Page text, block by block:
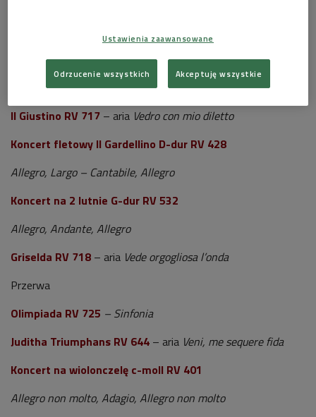
Program:
Il GiustinoRV 717–Sinfonia
Il Giustino RV 717 – aria Vedro con mio diletto
Koncert fletowy Il Gardellino D-dur RV 428
Allegro, Largo – Cantabile, Allegro
Koncert na 2 lutnie G-dur RV 532
Allegro, Andante, Allegro
Griselda RV 718 – aria Vede orgogliosa l’onda
Przerwa
Olimpiada RV 725 – Sinfonia
Juditha Triumphans RV 644 – aria Veni, me sequere fida
Koncert na wiolonczelę c-moll RV 401
Allegro non molto, Adagio, Allegro non molto
Ustawienia zaawansowane
Odrzucenie wszystkich Akceptuję wszystkie